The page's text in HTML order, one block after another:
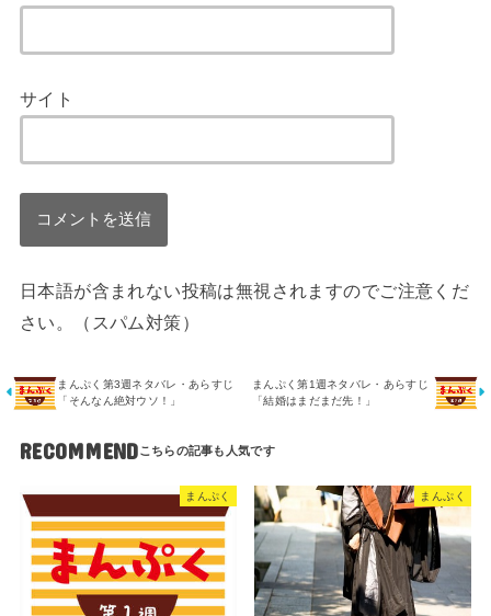
サイト
日本語が含まれない投稿は無視されますのでご注意くだ
さい。（スパム対策）
まんぷく第3週ネタバレ・あらすじ
「そんなん絶対ウソ！」
まんぷく第1週ネタバレ・あらすじ
「結婚はまだまだ先！」
RECOMMEND
まんぷく まんぷく